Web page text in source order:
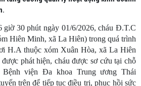
giờ 30 phút ngày 01/6/2026, cháu Đ.T.C
Hiên Minh, xã La Hiên) trong quá trình
H.A thuộc xóm Xuân Hòa, xã La Hiên
phát hiện, cháu được sơ cứu tại chỗ
viện Đa khoa Trung ương Thái
trên để tiếp tục điều trị, phục hồi sức